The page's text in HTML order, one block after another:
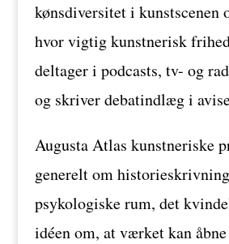
kønsdiversitet i kunstscenen
hvor vigtig kunstnerisk
deltager i podcasts, tv- og
og skriver debatindlæg i
Augusta Atlas kunstneriske
generelt om
psykologiske rum, det
idéen om, at værket kan